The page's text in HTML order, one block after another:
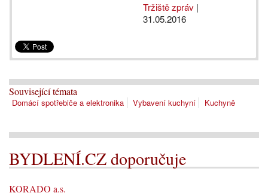
Tržiště zpráv |
31.05.2016
Související témata
Domácí spotřebiče a elektronika Vybavení kuchyní Kuchyně
BYDLENÍ.CZ doporučuje
KORADO a.s.